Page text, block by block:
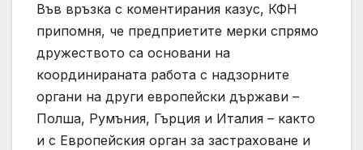
Във връзка с коментирания казус, КФН
припомня, че предприетите мерки спрямо
дружеството са основани на
координираната работа с надзорните
органи на други европейски държави –
Полша, Румъния, Гърция и Италия – както
и с Европейския орган за застраховане и